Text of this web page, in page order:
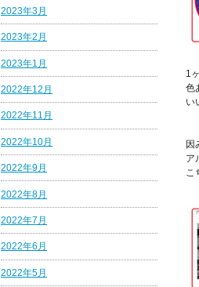
1
色
い
因
ア
こ
2023年3月
2023年2月
2023年1月
2022年12月
2022年11月
2022年10月
2022年9月
2022年8月
2022年7月
2022年6月
2022年5月